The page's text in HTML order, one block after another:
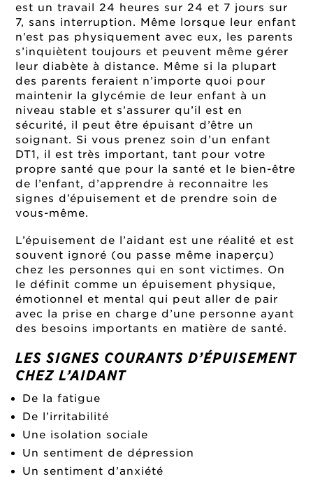
est un travail 24 heures sur 24 et 7 jours sur
7, sans interruption. Même lorsque leur enfant
n’est pas physiquement avec eux, les parents
s’inquiètent toujours et peuvent même gérer
leur diabète à distance. Même si la plupart
des parents feraient n’importe quoi pour
maintenir la glycémie de leur enfant à un
niveau stable et s’assurer qu’il est en
sécurité, il peut être épuisant d’être un
soignant. Si vous prenez soin d’un enfant
DT1, il est très important, tant pour votre
propre santé que pour la santé et le bien-être
de l’enfant, d’apprendre à reconnaitre les
signes d’épuisement et de prendre soin de
vous-même.
L’épuisement de l’aidant est une réalité et est
souvent ignoré (ou passe même inaperçu)
chez les personnes qui en sont victimes. On
le définit comme un épuisement physique,
émotionnel et mental qui peut aller de pair
avec la prise en charge d’une personne ayant
des besoins importants en matière de santé.
LES SIGNES COURANTS D’ÉPUISEMENT
CHEZ L’AIDANT
De la fatigue
De l’irritabilité
Une isolation sociale
Un sentiment de dépression
Un sentiment d’anxiété